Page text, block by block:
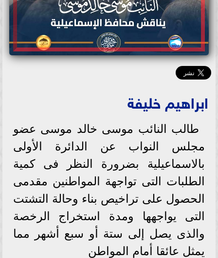
ابراهيم خليفة
طالب النائب موسى خالد موسى عضو
مجلس النواب عن الدائرة الأولى
بالاسماعيلية بضرورة النظر فى كمية
الطلبات التى تواجهة المواطنين مقدمى
الحصول على تراخيص بناء وحالة التشتت
التى يواجهها ومدة استخراج الرخصة
والذى يصل إلى ستة أو سبع أشهر مما
يمثل عائقا أمام المواطن